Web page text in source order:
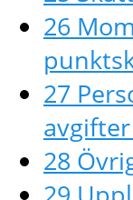
26
27
28